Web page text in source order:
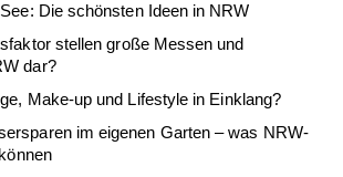
Die schönsten Ideen in NRW
stellen große Messen und
dar?
Make-up und Lifestyle in Einklang?
im eigenen Garten – was NRW-